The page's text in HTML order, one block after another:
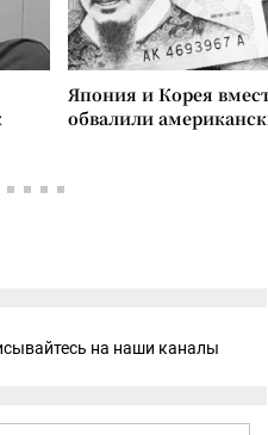
Япония и Корея
обвалили
на наши каналы